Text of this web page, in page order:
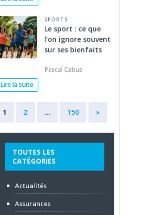
SPORTS
Le sport : ce que
l’on ignore souvent
sur ses bienfaits
Pascal Cabus
Lire la suite
1 2 … 150 »
TOUTES LES
CATÉGORIES
Actualités
Assurances